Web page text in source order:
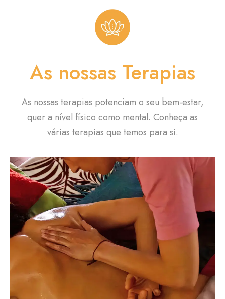
As nossas Terapias
As nossas terapias potenciam o seu bem-estar,
quer a nível físico como mental. Conheça as
várias terapias que temos para si.